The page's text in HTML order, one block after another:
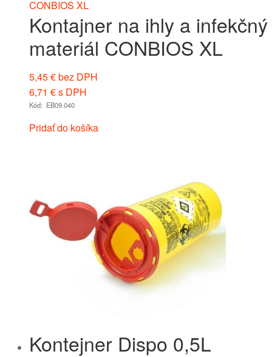
Kontajner na ihly a infekčný
materiál CONBIOS XL
5,45€bez DPH
6,71 €s DPH
Kód: EB09.040
Pridať do košíka
Kontejner Dispo 0,5L